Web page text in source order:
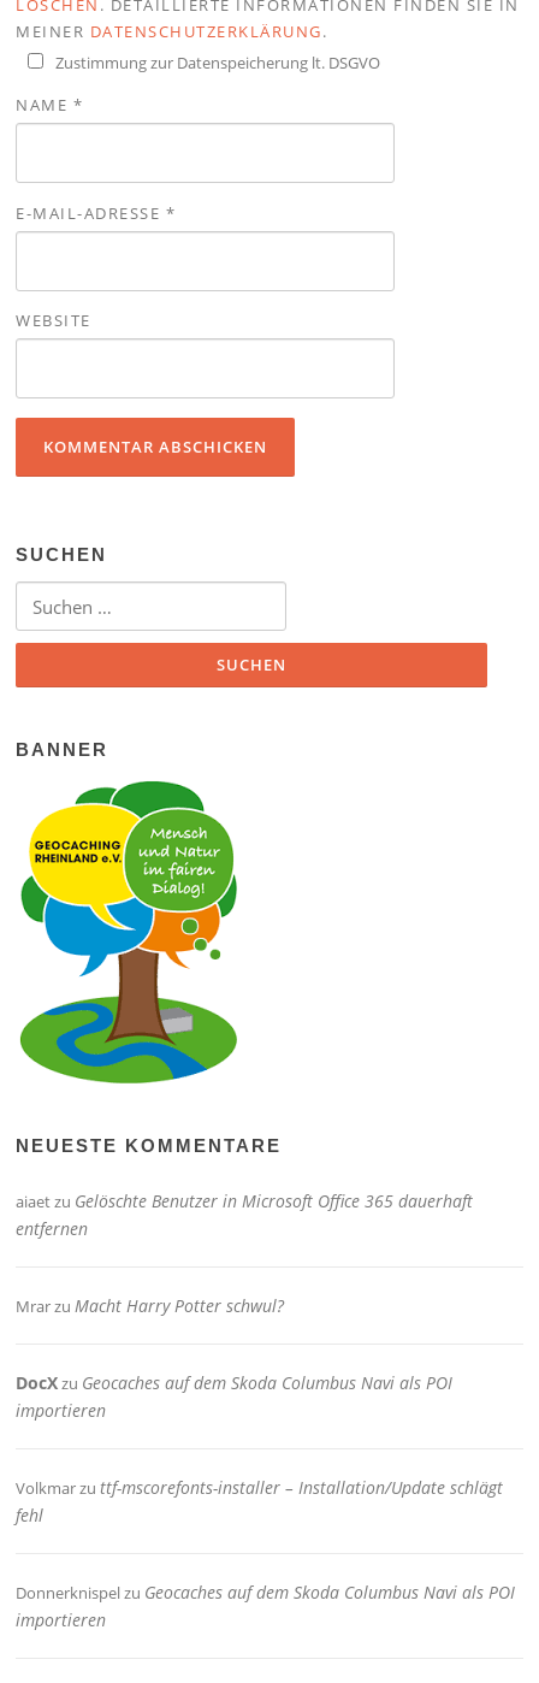
LÖSCHEN . DETAILLIERTE INFORMATIONEN FINDEN SIE IN
MEINER DATENSCHUTZERKLÄRUNG.
Zustimmung zur Datenspeicherung lt. DSGVO
NAME *
E-MAIL-ADRESSE *
WEBSITE
SUCHEN
Suchen nach:
BANNER
NEUESTE KOMMENTARE
aiaetzu Gelöschte Benutzer in Microsoft Office 365 dauerhaft
entfernen
MrarzuMacht Harry Potter schwul?
DocXzu Geocaches auf dem Skoda Columbus Navi als POI
importieren
Volkmarzuttf-mscorefonts-installer – Installation/Update schlägt
fehl
Donnerknispelzu Geocaches auf dem Skoda Columbus Navi als POI
importieren